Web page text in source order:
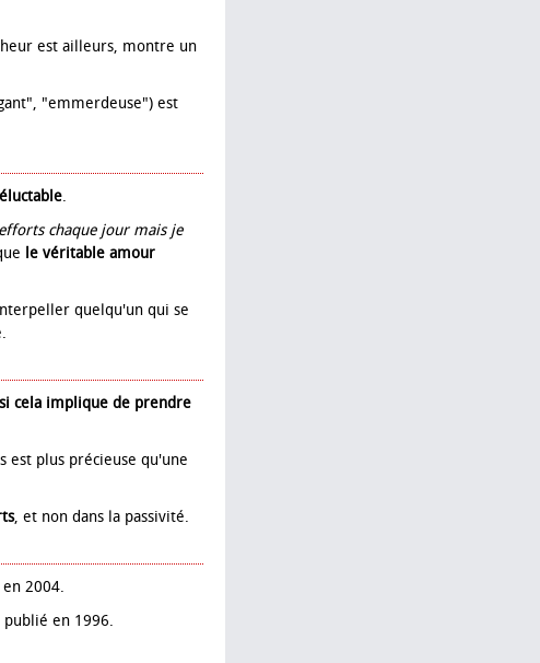
est ailleurs, montre un
"emmerdeuse") est
.
chaque jour mais je
le véritable amour
quelqu'un qui se
cela implique de prendre
est plus précieuse qu'une
, et non dans la passivité.
2004.
publié en 1996.